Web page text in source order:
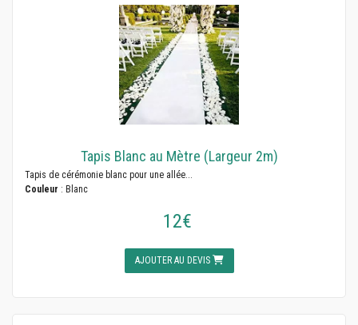
Tapis Blanc au Mètre (Largeur 2m)
Tapis de cérémonie blanc pour une allée...
Couleur : Blanc
12€
AJOUTER AU DEVIS